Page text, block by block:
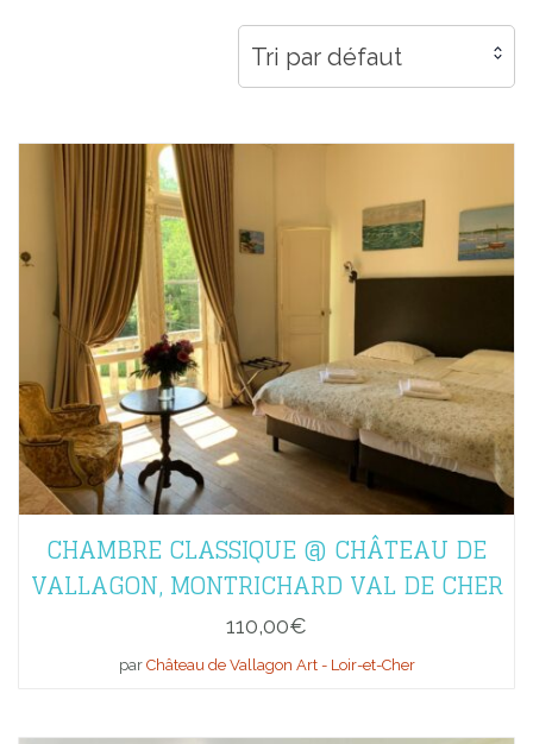
Tri par défaut
CHAMBRE CLASSIQUE @ CHÂTEAU DE
VALLAGON, MONTRICHARD VAL DE CHER
110,00€
par Château de Vallagon Art - Loir-et-Cher